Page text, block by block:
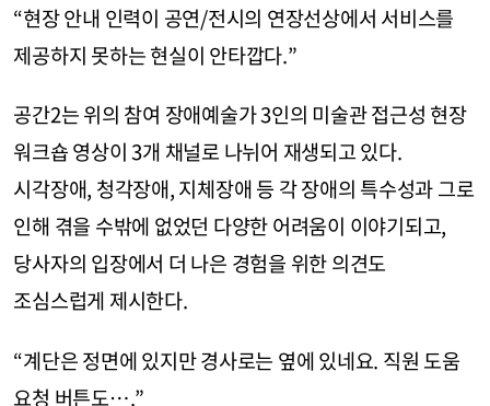
“현장 안내 인력이 공연/전시의 연장선상에서 서비스를
제공하지 못하는 현실이 안타깝다.”
공간2는 위의 참여 장애예술가 3인의 미술관 접근성 현장
워크숍 영상이 3개 채널로 나뉘어 재생되고 있다.
시각장애, 청각장애, 지체장애 등 각 장애의 특수성과 그로
인해 겪을 수밖에 없었던 다양한 어려움이 이야기되고,
당사자의 입장에서 더 나은 경험을 위한 의견도
조심스럽게 제시한다.
“계단은 정면에 있지만 경사로는 옆에 있네요. 직원 도움
요청 버튼도….”